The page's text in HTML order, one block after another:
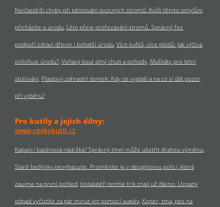
Nejčastější chyby při pěstování ovocných stromů: Kvůli těmto omylům
přicházíte o úrodu Léto přeje prořezávání stromů. Správný řez
podpoří zdraví dřevin i bohatší úrodu Více květů, více plodů: Jak výživa
ovlivňuje úrodu? Voňavý kout plný chuti a pohody Muškáty pro letní
stolování Plastový zahradní domek: Kdy se vyplatí a na co si dát pozor
při výběru?
Pro kutily a jejich dílny:
www.ceskykutil.cz
Kapající bazénová nádržka? Správný tmel může ušetřit drahou výměnu
Staré bedýnky nevyhazujte. Proměníte je v designovou polici, která
zaujme na první pohled Instalatéři tenhle trik znají už dávno. Ucpaný
odpad vyčistíte za pár minut jen pomocí wapky Kopec, tma, pes na